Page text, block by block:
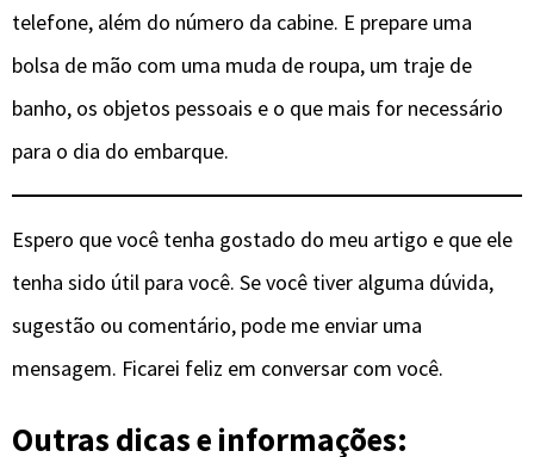
telefone, além do número da cabine. E prepare uma
bolsa de mão com uma muda de roupa, um traje de
banho, os objetos pessoais e o que mais for necessário
para o dia do embarque.
Espero que você tenha gostado do meu artigo e que ele
tenha sido útil para você. Se você tiver alguma dúvida,
sugestão ou comentário, pode me enviar uma
mensagem. Ficarei feliz em conversar com você.
Outras dicas e informações: